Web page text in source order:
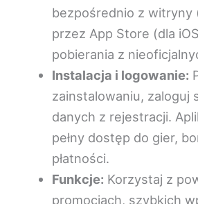
bezpośrednio z witryny
przez App Store (dla
pobierania z
Instalacja i logowanie:
zainstalowaniu, zaloguj
danych z rejestracji.
pełny dostęp do gier,
płatności.
Funkcje: Korzystaj z
promocjach, szybkich